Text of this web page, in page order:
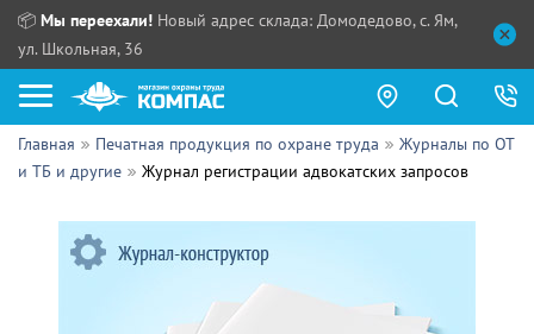
📦 Мы переехали! Новый адрес склада: Домодедово, с. Ям,
ул. Школьная, 36
Как купить?
Сотрудничество
Главная Печатная продукция по охране труда
Журналы по ОТ
и ТБ и другие
Журнал регистрации адвокатских запросов